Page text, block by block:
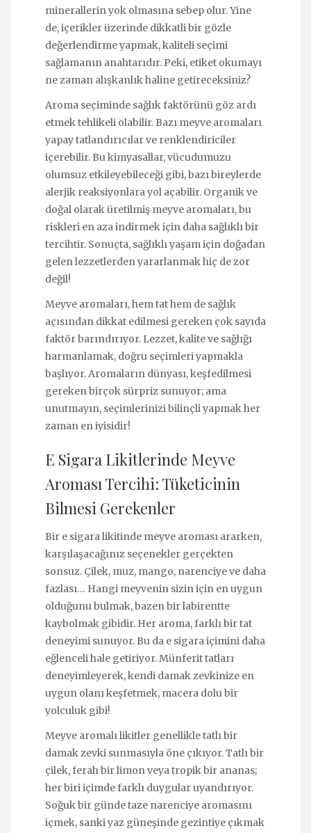
minerallerin yok olmasına sebep olur. Yine
de, içerikler üzerinde dikkatli bir gözle
değerlendirme yapmak, kaliteli seçimi
sağlamanın anahtarıdır. Peki, etiket okumayı
ne zaman alışkanlık haline getireceksiniz?
Aroma seçiminde sağlık faktörünü göz ardı
etmek tehlikeli olabilir. Bazı meyve aromaları
yapay tatlandırıcılar ve renklendiriciler
içerebilir. Bu kimyasallar, vücudumuzu
olumsuz etkileyebileceği gibi, bazı bireylerde
alerjik reaksiyonlara yol açabilir. Organik ve
doğal olarak üretilmiş meyve aromaları, bu
riskleri en aza indirmek için daha sağlıklı bir
tercihtir. Sonuçta, sağlıklı yaşam için doğadan
gelen lezzetlerden yararlanmak hiç de zor
değil!
Meyve aromaları, hem tat hem de sağlık
açısından dikkat edilmesi gereken çok sayıda
faktör barındırıyor. Lezzet, kalite ve sağlığı
harmanlamak, doğru seçimleri yapmakla
başlıyor. Aromaların dünyası, keşfedilmesi
gereken birçok sürpriz sunuyor; ama
unutmayın, seçimlerinizi bilinçli yapmak her
zaman en iyisidir!
E Sigara Likitlerinde Meyve
Aroması Tercihi: Tüketicinin
Bilmesi Gerekenler
Bir e sigara likitinde meyve aroması ararken,
karşılaşacağınız seçenekler gerçekten
sonsuz. Çilek, muz, mango, narenciye ve daha
fazlası… Hangi meyvenin sizin için en uygun
olduğunu bulmak, bazen bir labirentte
kaybolmak gibidir. Her aroma, farklı bir tat
deneyimi sunuyor. Bu da e sigara içimini daha
eğlenceli hale getiriyor. Münferit tatları
deneyimleyerek, kendi damak zevkinize en
uygun olanı keşfetmek, macera dolu bir
yolculuk gibi!
Meyve aromalı likitler genellikle tatlı bir
damak zevki sunmasıyla öne çıkıyor. Tatlı bir
çilek, ferah bir limon veya tropik bir ananas;
her biri içimde farklı duygular uyandırıyor.
Soğuk bir günde taze narenciye aromasını
içmek, sanki yaz güneşinde gezintiye çıkmak